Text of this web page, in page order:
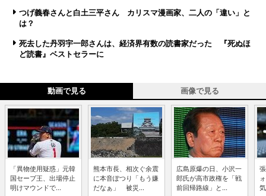
つげ義春さんと白土三平さん カリスマ漫画家、二人の「違い」と
は？
死去した丹羽宇一郎さんは、経済界有数の読書家だった 『死ぬほ
ど読書』ベストセラーに
動画で見る 画像で見る
「異物使用疑惑」元韓
国セーブ王、出場停止
明けマウンドで...
熊本市長、相次ぐ余震
に本音ぽつり「もう嫌
だなぁ」 被災...
広島原爆の日、小沢一
郎氏が高市政権を「戦
前回帰路線」と...